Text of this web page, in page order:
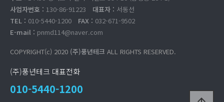
사업자번호 : 130-86-91223 대표자 : 서동선
TEL : 010-5440-1200 FAX : 032-671-9502
E-mail : pnmd114@naver.com
COPYRIGHT(c) 2020 (주)풍년테크 ALL RIGHTS RESERVED.
(주)풍년테크 대표전화
010-5440-1200